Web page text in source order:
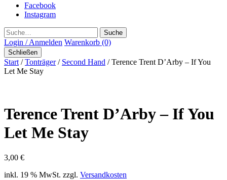
Facebook
Instagram
Suche
Login / Anmelden Warenkorb (0)
Schließen
Start /Tonträger/ Second Hand / Terence Trent D’Arby – If You
Let Me Stay
Terence Trent D’Arby – If You
Let Me Stay
3,00 €
inkl. 19 % MwSt. zzgl. Versandkosten